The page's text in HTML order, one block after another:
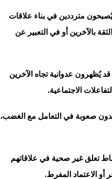
مترددين في بناء علاقات
بالآخرين أو في التعبير عن
قد يُظهرون عدوانية تجاه الآخرين
الاجتماعية.
صعوبة في التعامل مع الغضب،
تعلق غير صحية في علاقاتهم
أو الاعتماد المفرط.